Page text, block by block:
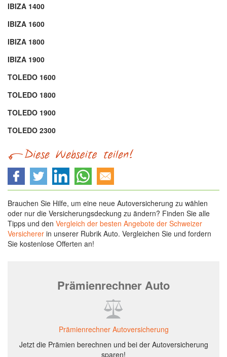
IBIZA 1400
IBIZA 1600
IBIZA 1800
IBIZA 1900
TOLEDO 1600
TOLEDO 1800
TOLEDO 1900
TOLEDO 2300
Brauchen Sie Hilfe, um eine neue Autoversicherung zu wählen
oder nur die Versicherungsdeckung zu ändern? Finden Sie alle
Tipps und den Vergleich der besten Angebote der Schweizer
Versicherer in unserer Rubrik Auto. Vergleichen Sie und fordern
Sie kostenlose Offerten an!
Prämienrechner Auto
Prämienrechner Autoversicherung
Jetzt die Prämien berechnen und bei der Autoversicherung
sparen!